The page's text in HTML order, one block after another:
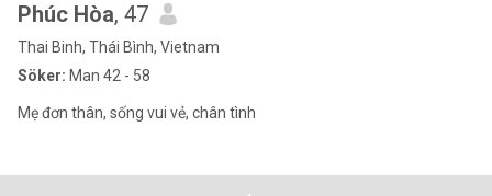
Phúc Hòa, 47
Thai Binh, Thái Bình, Vietnam
Söker: Man 42 - 58
Mẹ đơn thân, sống vui vẻ, chân tình